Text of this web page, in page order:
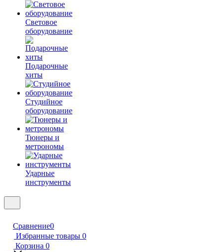
Световое
оборудование
Подарочные
хиты
Студийное
оборудование
Тюнеры и
метрономы
Ударные
инструменты
Сравнение0
Избранные товары 0
Корзина 0